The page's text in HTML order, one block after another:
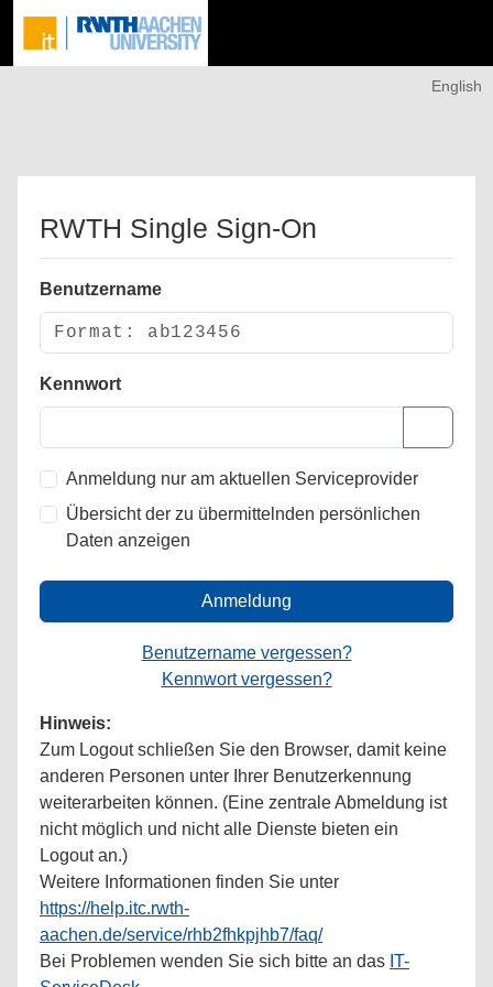
English
RWTH Single Sign-On
Benutzername
Kennwort
Anmeldung nur am aktuellen Serviceprovider
Übersicht der zu übermittelnden persönlichen
Daten anzeigen
Anmeldung
Benutzername vergessen?
Kennwort vergessen?
Hinweis:
Zum Logout schließen Sie den Browser, damit keine
anderen Personen unter Ihrer Benutzerkennung
weiterarbeiten können. (Eine zentrale Abmeldung ist
nicht möglich und nicht alle Dienste bieten ein
Logout an.)
Weitere Informationen finden Sie unter
https://help.itc.rwth-
aachen.de/service/rhb2fhkpjhb7/faq/
Bei Problemen wenden Sie sich bitte an das IT-